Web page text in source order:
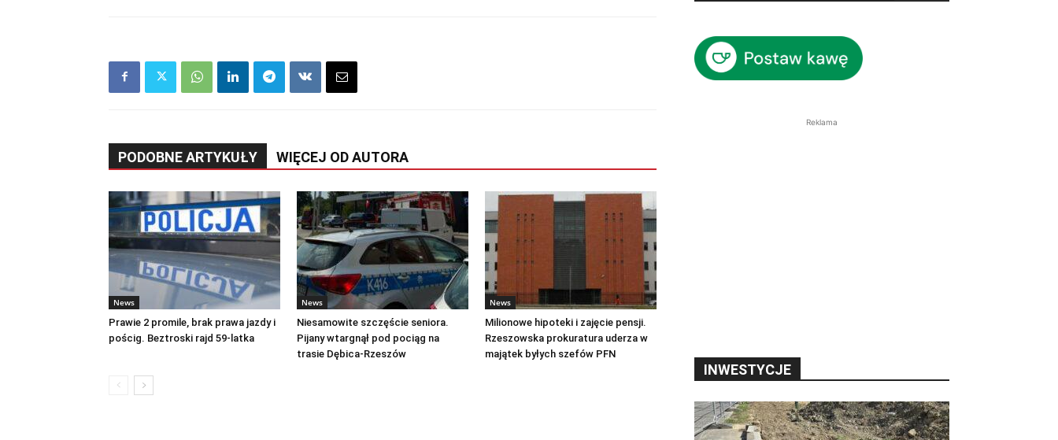
PODOBNE ARTYKUŁY WIĘCEJ OD AUTORA
News
Prawie 2 promile, brak prawa jazdy i
pościg. Beztroski rajd 59-latka
News
Niesamowite szczęście seniora.
Pijany wtargnął pod pociąg na
trasie Dębica-Rzeszów
News
Milionowe hipoteki i zajęcie pensji.
Rzeszowska prokuratura uderza w
majątek byłych szefów PFN
Reklama
INWESTYCJE